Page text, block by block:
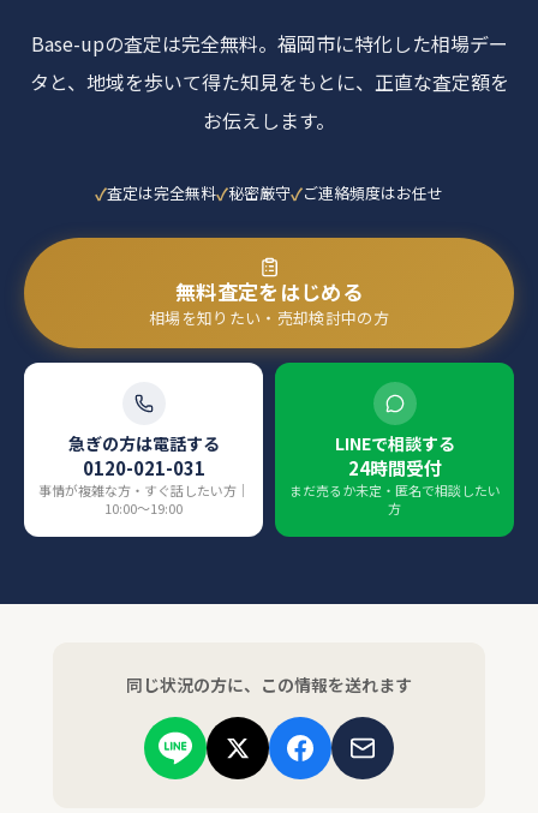
Base-upの査定は完全無料。福岡市に特化した相場デー
タと、地域を歩いて得た知見をもとに、正直な査定額を
お伝えします。
査定は完全無料 秘密厳守 ご連絡頻度はお任せ
無料査定をはじめる
相場を知りたい・売却検討中の方
急ぎの方は電話する
0120-021-031
事情が複雑な方・すぐ話したい方｜
10:00〜19:00
LINEで相談する
24時間受付
まだ売るか未定・匿名で相談したい
方
同じ状況の方に、この情報を送れます